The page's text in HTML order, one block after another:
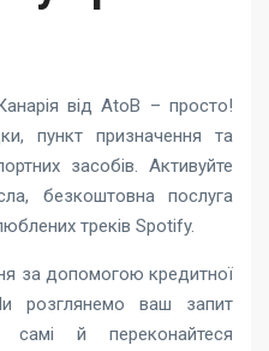
від AtoB – просто!
пункт призначення та
засобів. Активуйте
безкоштовна послуга
треків Spotify.
за допомогою кредитної
розглянемо ваш запит
самі й переконайтеся